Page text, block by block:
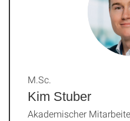
Kim Stuber
M.Sc.
Akademischer